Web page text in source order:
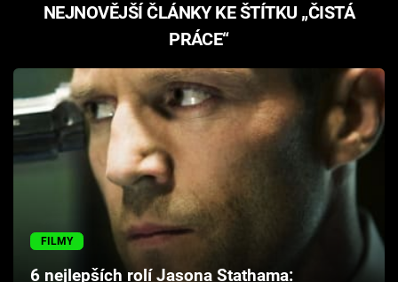
Filmy
Cool Esport
Pořady
NEJNOVĚJŠÍ ČLÁNKY KE ŠTÍTKU „ČISTÁ
PRÁCE“
FILMY
6 nejlepších rolí Jasona Stathama: